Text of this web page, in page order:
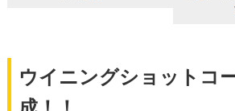
ウイニングショットコ